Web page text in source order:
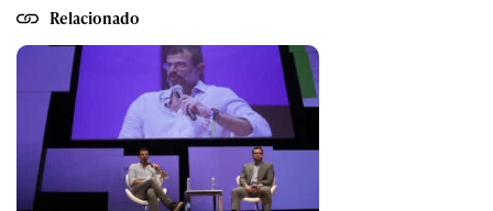
Relacionado